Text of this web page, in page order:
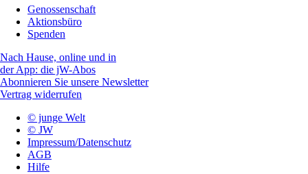
Genossenschaft
Aktionsbüro
Spenden
Nach Hause, online und in
der App: die jW-Abos
Abonnieren Sie unsere Newsletter
Vertrag widerrufen
© junge Welt
© JW
Impressum/Datenschutz
AGB
Hilfe